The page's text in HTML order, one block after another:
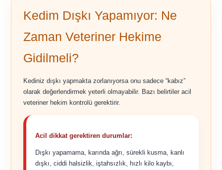
Kedim Dışkı Yapamıyor: Ne
Zaman Veteriner Hekime
Gidilmeli?
Kediniz dışkı yapmakta zorlanıyorsa onu sadece “kabız”
olarak değerlendirmek yeterli olmayabilir. Bazı belirtiler acil
veteriner hekim kontrolü gerektirir.
Acil dikkat gerektiren durumlar:
Dışkı yapamama, karında ağrı, sürekli kusma, kanlı
dışkı, ciddi halsizlik, iştahsızlık, hızlı kilo kaybı,